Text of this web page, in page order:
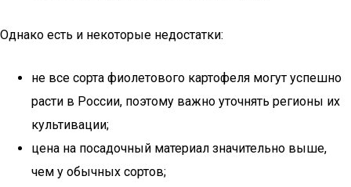
Однако есть и некоторые недостатки:
не все сорта фиолетового картофеля могут успешно
расти в России, поэтому важно уточнять регионы их
культивации;
цена на посадочный материал значительно выше,
чем у обычных сортов;